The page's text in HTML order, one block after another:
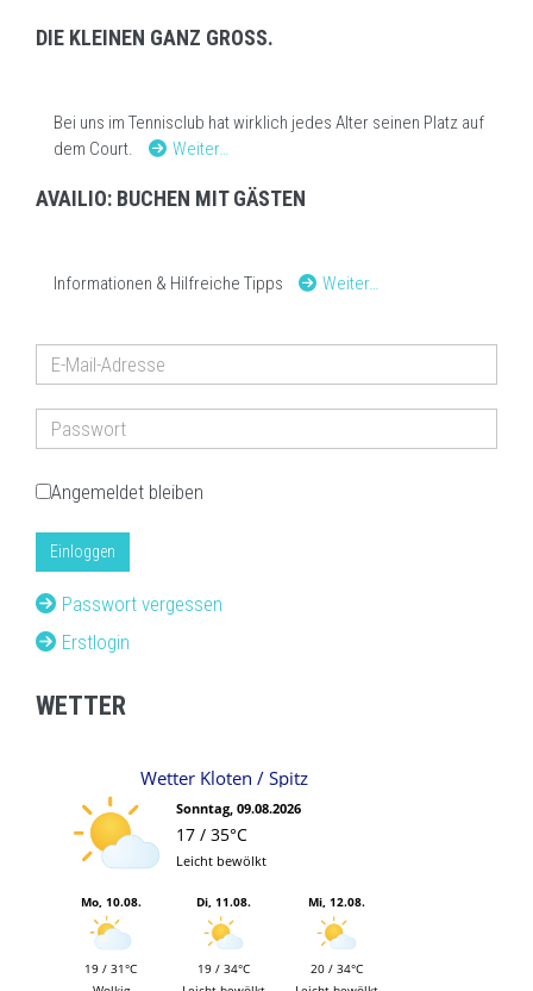
DIE KLEINEN GANZ GROSS.
Bei uns im Tennisclub hat wirklich jedes Alter seinen Platz auf
dem Court.
Weiter…
AVAILIO: BUCHEN MIT GÄSTEN
Informationen & Hilfreiche Tipps Weiter…
Angemeldet bleiben
Einloggen
Passwort vergessen
Erstlogin
WETTER